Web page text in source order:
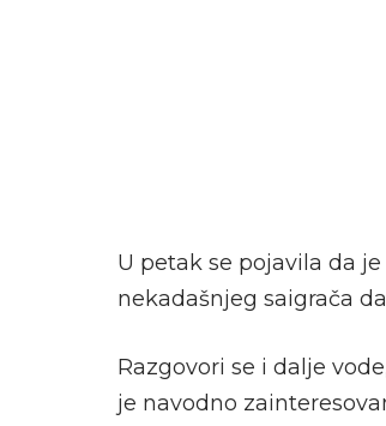
U petak se pojavila da
nekadašnjeg saigrača
Razgovori se i dalje
je navodno